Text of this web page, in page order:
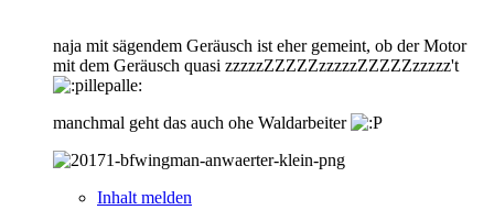
naja mit sägendem Geräusch ist eher gemeint, ob der Motor
mit dem Geräusch quasi zzzzzZZZZZzzzzzZZZZZzzzzz't
manchmal geht das auch ohe Waldarbeiter
Inhalt melden